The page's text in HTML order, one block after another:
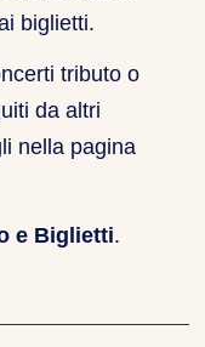
biglietti.
tributo o
da altri
nella pagina
e Biglietti.